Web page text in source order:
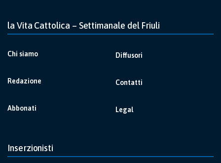
la Vita Cattolica – Settimanale del Friuli
Chi siamo
Redazione
Abbonati
Diffusori
Contatti
Legal
Inserzionisti